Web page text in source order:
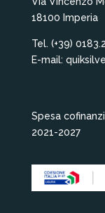
18100 Imperia
Tel. (+39)
E-mail:
Spesa
2021-2027